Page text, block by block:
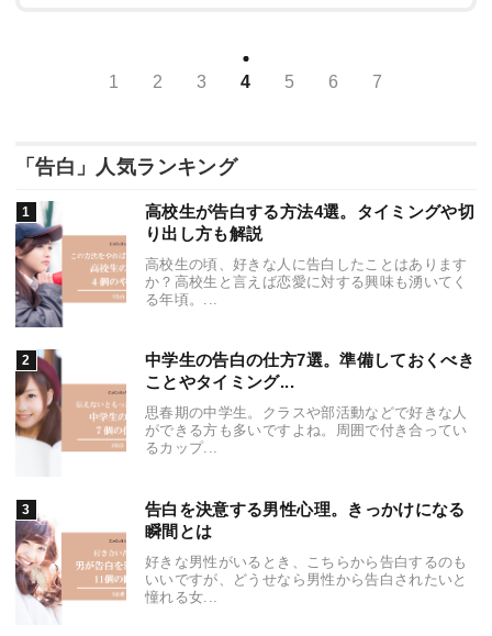
1 2 3 4 5 6 7
「告白」人気ランキング
高校生が告白する方法4選。タイミングや切
り出し方も解説
高校生の頃、好きな人に告白したことはあります
か？高校生と言えば恋愛に対する興味も湧いてく
る年頃。...
中学生の告白の仕方7選。準備しておくべき
ことやタイミング...
思春期の中学生。クラスや部活動などで好きな人
ができる方も多いですよね。周囲で付き合ってい
るカップ...
告白を決意する男性心理。きっかけになる
瞬間とは
好きな男性がいるとき、こちらから告白するのも
いいですが、どうせなら男性から告白されたいと
憧れる女...